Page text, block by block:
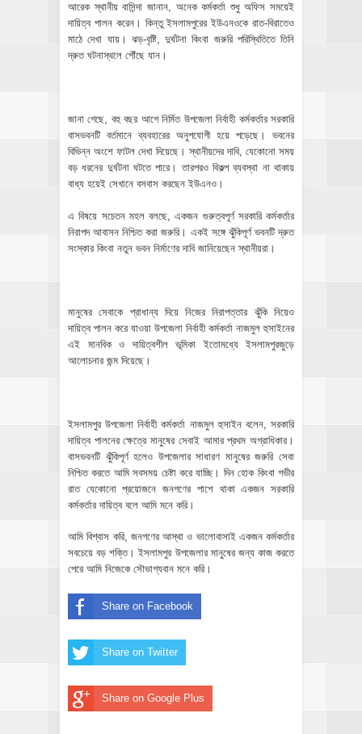
আরেক স্থানীয় বাসিন্দা জানান, অনেক কর্মকর্তা শুধু অফিস সময়েই
দায়িত্ব পালন করেন। কিন্তু ইসলামপুরের ইউএনওকে রাত-বিরাতেও
মাঠে দেখা যায়। ঝড়-বৃষ্টি, দুর্ঘটনা কিংবা জরুরি পরিস্থিতিতে তিনি
দ্রুত ঘটনাস্থলে পৌঁছে যান।
জানা গেছে, বহু বছর আগে নির্মিত উপজেলা নির্বাহী কর্মকর্তার সরকারি
বাসভবনটি বর্তমানে ব্যবহারের অনুপযোগী হয়ে পড়েছে। ভবনের
বিভিন্ন অংশে ফাটল দেখা দিয়েছে। স্থানীয়দের দাবি, যেকোনো সময়
বড় ধরনের দুর্ঘটনা ঘটতে পারে। তারপরও বিকল্প ব্যবস্থা না থাকায়
বাধ্য হয়েই সেখানে বসবাস করছেন ইউএনও।
এ বিষয়ে সচেতন মহল বলছে, একজন গুরুত্বপূর্ণ সরকারি কর্মকর্তার
নিরাপদ আবাসন নিশ্চিত করা জরুরি। একই সঙ্গে ঝুঁকিপূর্ণ ভবনটি দ্রুত
সংস্কার কিংবা নতুন ভবন নির্মাণের দাবি জানিয়েছেন স্থানীয়রা।
মানুষের সেবাকে প্রাধান্য দিয়ে নিজের নিরাপত্তার ঝুঁকি নিয়েও
দায়িত্ব পালন করে যাওয়া উপজেলা নির্বাহী কর্মকর্তা নাজমুল হুসাইনের
এই মানবিক ও দায়িত্বশীল ভূমিকা ইতোমধ্যে ইসলামপুরজুড়ে
আলোচনার জন্ম দিয়েছে।
ইসলামপুর উপজেলা নির্বাহী কর্মকর্তা নাজমুল হুসাইন বলেন, সরকারি
দায়িত্ব পালনের ক্ষেত্রে মানুষের সেবাই আমার প্রথম অগ্রাধিকার।
বাসভবনটি ঝুঁকিপূর্ণ হলেও উপজেলার সাধারণ মানুষের জরুরি সেবা
নিশ্চিত করতে আমি সবসময় চেষ্টা করে যাচ্ছি। দিন হোক কিংবা গভীর
রাত যেকোনো প্রয়োজনে জনগণের পাশে থাকা একজন সরকারি
কর্মকর্তার দায়িত্ব বলে আমি মনে করি।
আমি বিশ্বাস করি, জনগণের আস্থা ও ভালোবাসাই একজন কর্মকর্তার
সবচেয়ে বড় শক্তি। ইসলামপুর উপজেলার মানুষের জন্য কাজ করতে
পেরে আমি নিজেকে সৌভাগ্যবান মনে করি।
Share on Facebook
Share on Twitter
Share on Google Plus